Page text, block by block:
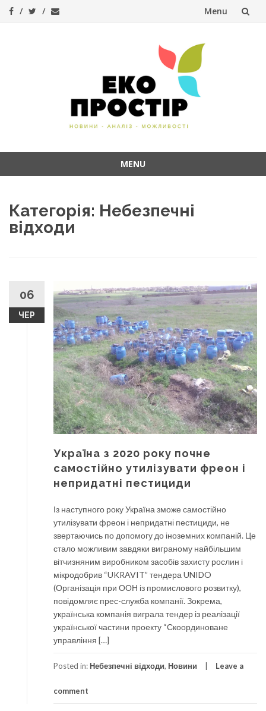
Menu
MENU
content
Категорія: Небезпечні
відходи
06
ЧЕР
Україна з 2020 року почне
самостійно утилізувати фреон і
непридатні пестициди
Із наступного року Україна зможе самостійно
утилізувати фреон і непридатні пестициди, не
звертаючись по допомогу до іноземних компаній. Це
стало можливим завдяки виграному найбільшим
вітчизняним виробником засобів захисту рослин і
мікродобрив “UKRAVIT” тендера UNIDO
(Організація при ООН із промислового розвитку),
повідомляє прес-служба компанії. Зокрема,
українська компанія виграла тендер із реалізації
української частини проекту “Скоординоване
управління […]
Posted in: Небезпечні відходи, Новини Leave a
comment